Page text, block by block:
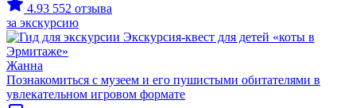
4.93 552 отзыва
за экскурсию
Жанна
Познакомиться с музеем и его пушистыми обитателями в
увлекательном игровом формате